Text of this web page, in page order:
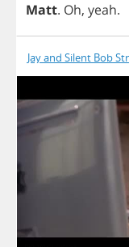
Matt. Oh, yeah.
Jay and Silent Bob